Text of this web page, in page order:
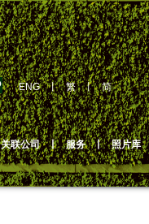
ENG丨繁丨简
关联公司 丨 服务 丨 照片库